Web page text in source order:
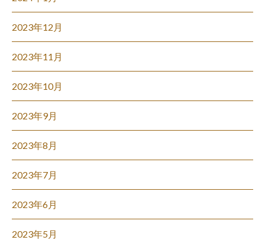
2023年12月
2023年11月
2023年10月
2023年9月
2023年8月
2023年7月
2023年6月
2023年5月